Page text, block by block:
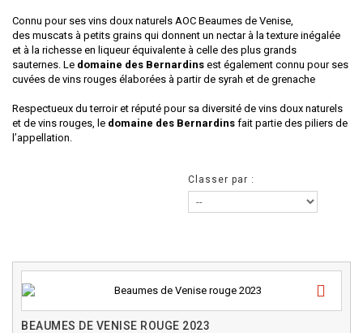
Connu pour ses vins doux naturels AOC Beaumes de Venise,
des muscats à petits grains qui donnent un nectar à la texture inégalée
et à la richesse en liqueur équivalente à celle des plus grands
sauternes. Le domaine des Bernardins est également connu pour ses
cuvées de vins rouges élaborées à partir de syrah et de grenache
Respectueux du terroir et réputé pour sa diversité de vins doux naturels
et de vins rouges, le domaine des Bernardins fait partie des piliers de
l’appellation.
Classer par :
BEAUMES DE VENISE ROUGE 2023